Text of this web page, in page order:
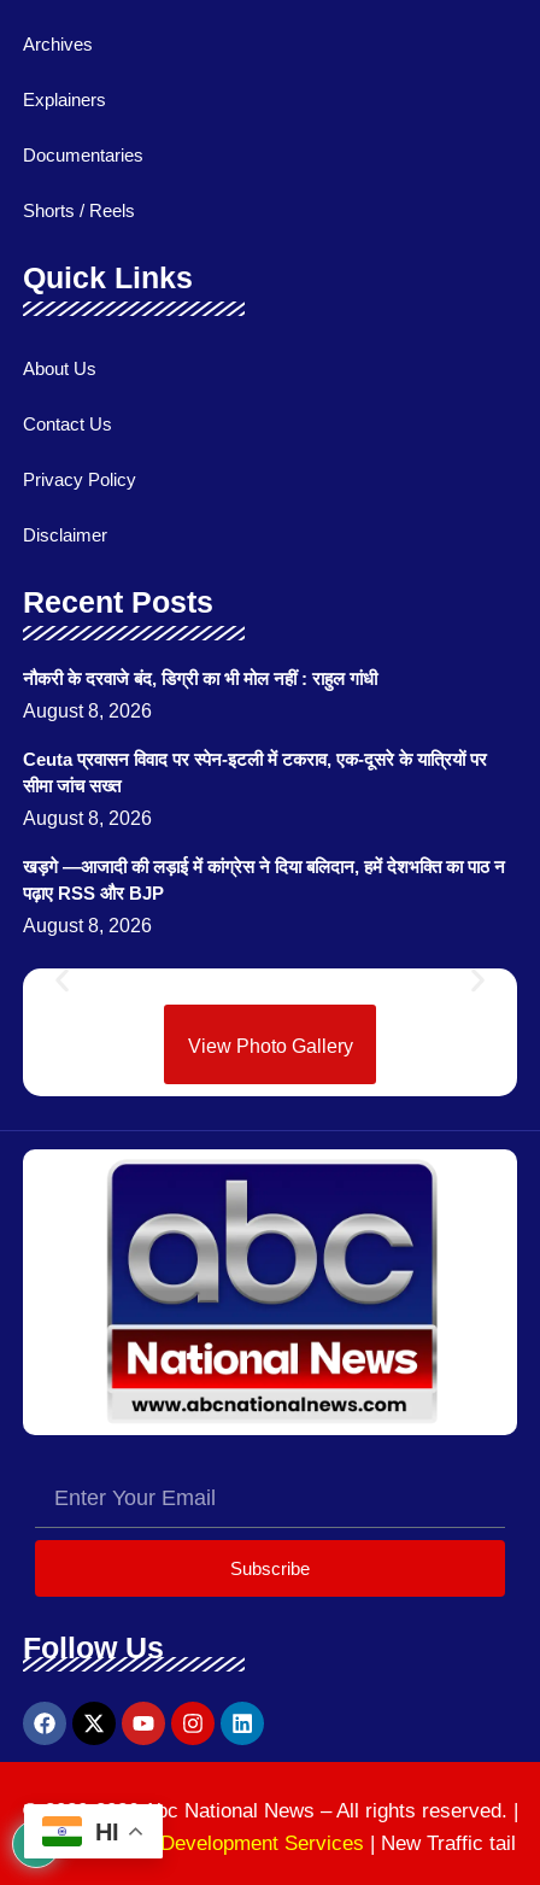
Archives
Explainers
Documentaries
Shorts / Reels
Quick Links
About Us
Contact Us
Privacy Policy
Disclaimer
Recent Posts
नौकरी के दरवाजे बंद, डिग्री का भी मोल नहीं : राहुल गांधी
August 8, 2026
Ceuta प्रवासन विवाद पर स्पेन-इटली में टकराव, एक-दूसरे के यात्रियों पर
सीमा जांच सख्त
August 8, 2026
खड़गे —आजादी की लड़ाई में कांग्रेस ने दिया बलिदान, हमें देशभक्ति का पाठ न
पढ़ाए RSS और BJP
August 8, 2026
View Photo Gallery
Subscribe
Follow Us
© 2020-2026 Abc National News – All rights reserved. |
News Website Development Services | New Traffic tail
HI